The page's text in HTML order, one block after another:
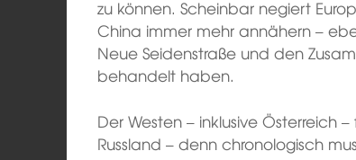
zu können. Scheinbar negiert
China immer mehr annähern –
Neue Seidenstraße und den
behandelt haben.
Der Westen – inklusive Österreich
Russland – denn chronologisch